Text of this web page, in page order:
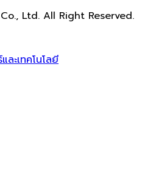
Ltd. All Right Reserved.
ะเทคโนโลยี